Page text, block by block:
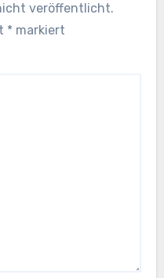
veröffentlicht.
* markiert